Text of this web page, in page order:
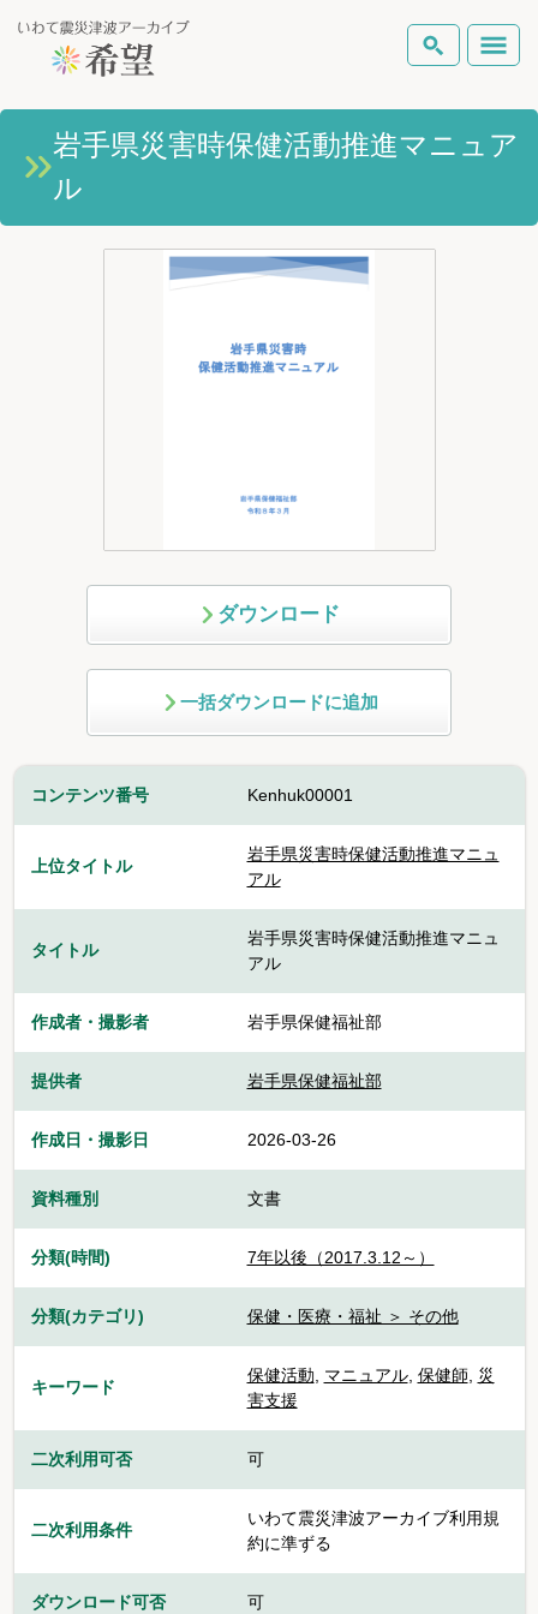
いわて震災津波アーカイブとは
岩手県の被害状況
検索
岩手県災害時保健活動推進マニュア
ル
ダウンロード
一括ダウンロードに追加
コンテンツ番号 Kenhuk00001
上位タイトル
岩手県災害時保健活動推進マニュ
アル
タイトル
岩手県災害時保健活動推進マニュ
アル
作成者・撮影者 岩手県保健福祉部
提供者 岩手県保健福祉部
作成日・撮影日 2026-03-26
資料種別 文書
分類(時間) 7年以後（2017.3.12～）
分類(カテゴリ) 保健・医療・福祉 ＞ その他
キーワード
保健活動, マニュアル, 保健師, 災
害支援
二次利用可否 可
二次利用条件
いわて震災津波アーカイブ利用規
約に準ずる
ダウンロード可否 可